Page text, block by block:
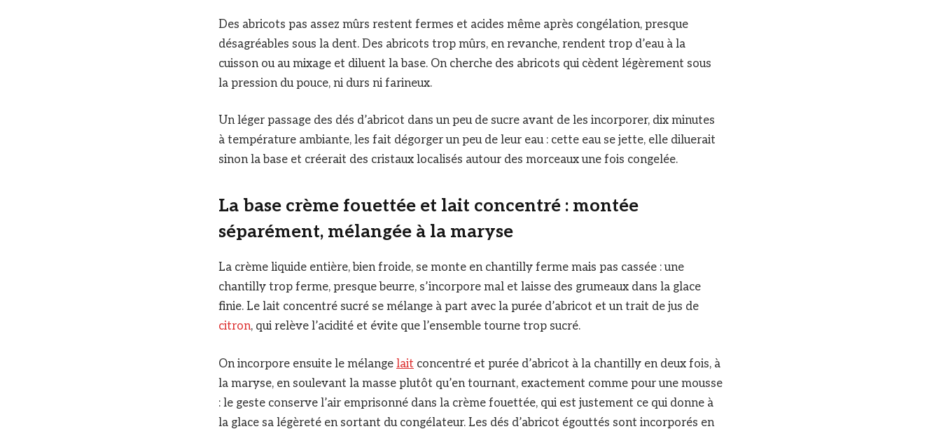
Des abricots pas assez mûrs restent fermes et acides même après congélation, presque
désagréables sous la dent. Des abricots trop mûrs, en revanche, rendent trop d’eau à la
cuisson ou au mixage et diluent la base. On cherche des abricots qui cèdent légèrement sous
la pression du pouce, ni durs ni farineux.
Un léger passage des dés d’abricot dans un peu de sucre avant de les incorporer, dix minutes
à température ambiante, les fait dégorger un peu de leur eau : cette eau se jette, elle diluerait
sinon la base et créerait des cristaux localisés autour des morceaux une fois congelée.
La base crème fouettée et lait concentré : montée
séparément, mélangée à la maryse
La crème liquide entière, bien froide, se monte en chantilly ferme mais pas cassée : une
chantilly trop ferme, presque beurre, s’incorpore mal et laisse des grumeaux dans la glace
finie. Le lait concentré sucré se mélange à part avec la purée d’abricot et un trait de jus de
citron, qui relève l’acidité et évite que l’ensemble tourne trop sucré.
On incorpore ensuite le mélange lait concentré et purée d’abricot à la chantilly en deux fois, à
la maryse, en soulevant la masse plutôt qu’en tournant, exactement comme pour une mousse
: le geste conserve l’air emprisonné dans la crème fouettée, qui est justement ce qui donne à
la glace sa légèreté en sortant du congélateur. Les dés d’abricot égouttés sont incorporés en